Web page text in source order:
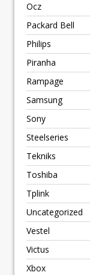
Ocz
Packard Bell
Philips
Piranha
Rampage
Samsung
Sony
Steelseries
Tekniks
Toshiba
Tplink
Uncategorized
Vestel
Victus
Xbox